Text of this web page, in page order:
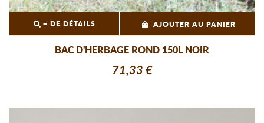
+ DE DÉTAILS AJOUTER AU PANIER
BAC D'HERBAGE ROND 150L NOIR
71,33 €